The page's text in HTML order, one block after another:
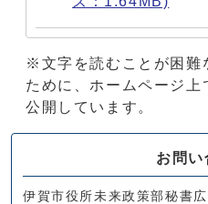
※文字を読むことが困難
ために、ホームページ上
公開しています。
お問い
伊賀市役所未来政策部秘書広